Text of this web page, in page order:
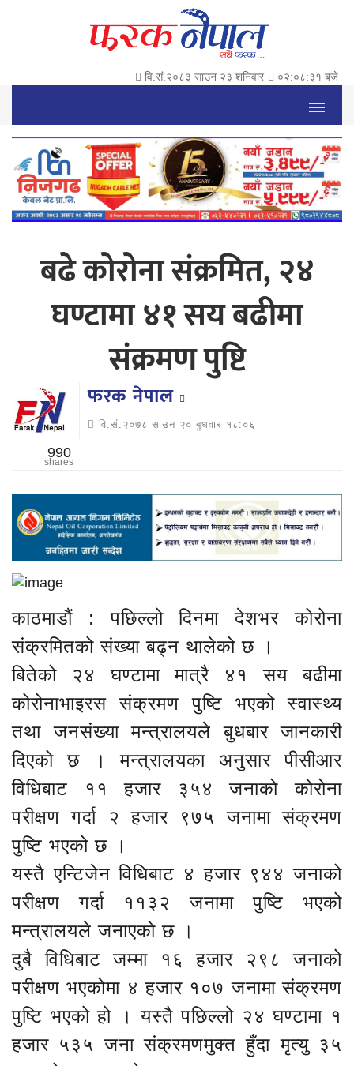
वि.सं.२०८३ साउन २३ शनिवार ०२:०८:३२ बजे
बढे कोरोना संक्रमित, २४
घण्टामा ४१ सय बढीमा
संक्रमण पुष्टि
फरक नेपाल
वि.सं.२०७८ साउन २० बुधवार १८:०६
990
shares
काठमाडौं : पछिल्लो दिनमा देशभर कोरोना
संक्रमितको संख्या बढ्न थालेको छ ।
बितेको २४ घण्टामा मात्रै ४१ सय बढीमा
कोरोनाभाइरस संक्रमण पुष्टि भएको स्वास्थ्य
तथा जनसंख्या मन्त्रालयले बुधबार जानकारी
दिएको छ । मन्त्रालयका अनुसार पीसीआर
विधिबाट ११ हजार ३५४ जनाको कोरोना
परीक्षण गर्दा २ हजार ९७५ जनामा संक्रमण
पुष्टि भएको छ ।
यस्तै एन्टिजेन विधिबाट ४ हजार ९४४ जनाको
परीक्षण गर्दा ११३२ जनामा पुष्टि भएको
मन्त्रालयले जनाएको छ ।
दुबै विधिबाट जम्मा १६ हजार २९८ जनाको
परीक्षण भएकोमा ४ हजार १०७ जनामा संक्रमण
पुष्टि भएको हो । यस्तै पछिल्लो २४ घण्टामा १
हजार ५३५ जना संक्रमणमुक्त हुँदा मृत्यु ३५